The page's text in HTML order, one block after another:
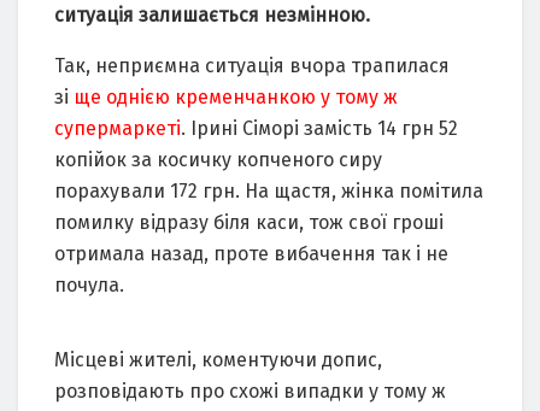
ситуація залишається незмінною.
Так, неприємна ситуація вчора трапилася
зі ще однією кременчанкою у тому ж
супермаркеті. Ірині Сіморі замість 14 грн 52
копійок за косичку копченого сиру
порахували 172 грн. На щастя, жінка помітила
помилку відразу біля каси, тож свої гроші
отримала назад, проте вибачення так і не
почула.
Місцеві жителі, коментуючи допис,
розповідають про схожі випадки у тому ж